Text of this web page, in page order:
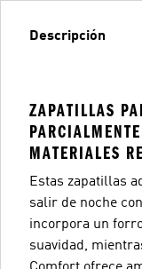
Descripción
ZAPATILLAS
MATERIALES
Estas zapatillas
salir de noche
incorpora un
suavidad,